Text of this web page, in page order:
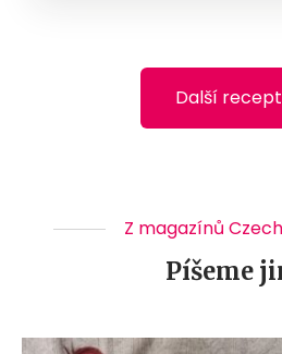
Další
Z magazínů
Píšeme